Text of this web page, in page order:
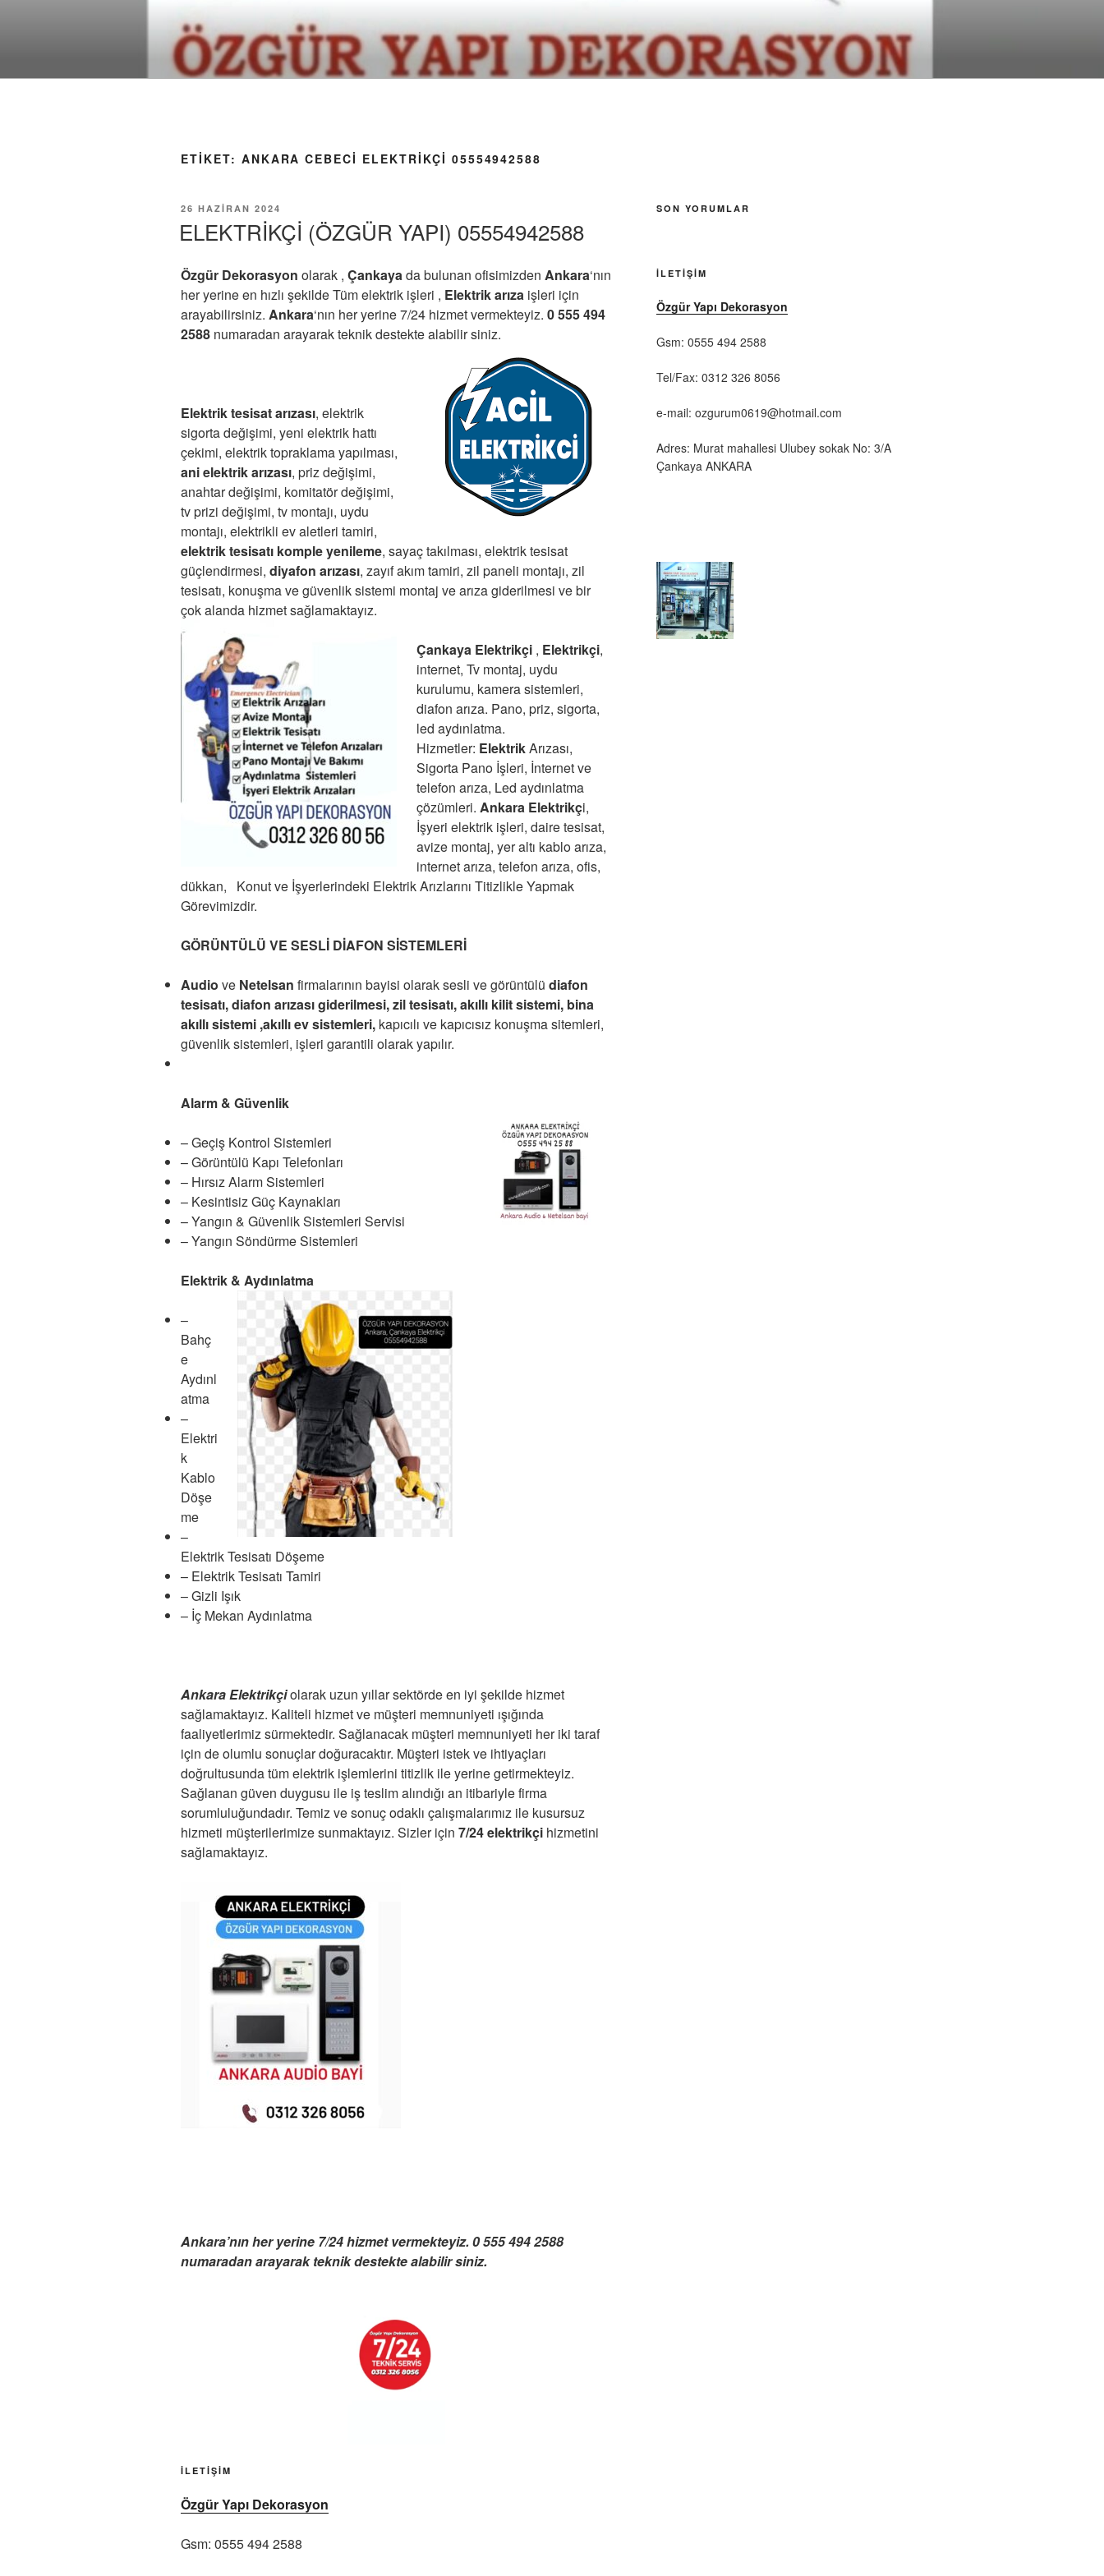
ETIKET: ANKARA CEBECI ELEKTRIKÇI 05554942588
YAYIM
26 HAZIRAN 2024
ELEKTRİKÇİ (ÖZGÜR YAPI) 05554942588
Özgür Dekorasyon olarak , Çankayada bulunan ofisimizden Ankara‘nın
her yerine en hızlı şekilde Tüm elektrik işleri , Elektrik arıza işleri için
arayabilirsiniz. Ankara‘nın her yerine 7/24 hizmet vermekteyiz. 0 555 494
2588 numaradan arayarak teknik destekte alabilir siniz.
Elektrik tesisat arızası, elektrik
sigorta değişimi, yeni elektrik hattı
çekimi, elektrik topraklama yapılması,
ani elektrik arızası, priz değişimi,
anahtar değişimi, komitatör değişimi,
tv prizi değişimi, tv montajı, uydu
montajı, elektrikli ev aletleri tamiri,
elektrik tesisatı komple yenileme, sayaç takılması, elektrik tesisat
güçlendirmesi, diyafon arızası, zayıf akım tamiri, zil paneli montajı, zil
tesisatı, konuşma ve güvenlik sistemi montaj ve arıza giderilmesi ve bir
çok alanda hizmet sağlamaktayız.
Çankaya Elektrikçi , Elektrikçi,
internet, Tv montaj, uydu
kurulumu, kamera sistemleri,
diafon arıza. Pano, priz, sigorta,
led aydınlatma.
Hizmetler: ElektrikArızası,
Sigorta Pano İşleri, İnternet ve
telefon arıza, Led aydınlatma
çözümleri. Ankara Elektrikçi,
İşyeri elektrik işleri, daire tesisat,
avize montaj, yer altı kablo arıza,
internet arıza, telefon arıza, ofis,
dükkan,
Konut ve İşyerlerindeki Elektrik Arızlarını Titizlikle Yapmak
Görevimizdir.
GÖRÜNTÜLÜ VE SESLİ DİAFON SİSTEMLERİ
Audio ve Netelsan firmalarının bayisi olarak sesli ve görüntülü diafon
tesisatı, diafon arızası giderilmesi, zil tesisatı, akıllı kilit sistemi, bina
akıllı sistemi ,akıllı ev sistemleri, kapıcılı ve kapıcısız konuşma sitemleri,
güvenlik sistemleri, işleri garantili olarak yapılır.
Alarm & Güvenlik
– Geçiş Kontrol Sistemleri
– Görüntülü Kapı Telefonları
– Hırsız Alarm Sistemleri
– Kesintisiz Güç Kaynakları
– Yangın & Güvenlik Sistemleri Servisi
– Yangın Söndürme Sistemleri
Elektrik & Aydınlatma
–
Bahç
e
Aydınl
atma
–
Elektri
k
Kablo
Döşe
me
–
Elektrik Tesisatı Döşeme
– Elektrik Tesisatı Tamiri
– Gizli Işık
– İç Mekan Aydınlatma
Ankara Elektrikçiolarak uzun yıllar sektörde en iyi şekilde hizmet
sağlamaktayız. Kaliteli hizmet ve müşteri memnuniyeti ışığında
faaliyetlerimiz sürmektedir. Sağlanacak müşteri memnuniyeti her iki taraf
için de olumlu sonuçlar doğuracaktır. Müşteri istek ve ihtiyaçları
doğrultusunda tüm elektrik işlemlerini titizlik ile yerine getirmekteyiz.
Sağlanan güven duygusu ile iş teslim alındığı an itibariyle firma
sorumluluğundadır. Temiz ve sonuç odaklı çalışmalarımız ile kusursuz
hizmeti müşterilerimize sunmaktayız. Sizler için 7/24 elektrikçi hizmetini
sağlamaktayız.
Ankara’nın her yerine 7/24 hizmet vermekteyiz. 0 555 494 2588
numaradan arayarak teknik destekte alabilir siniz.
İLETİŞİM
Özgür Yapı Dekorasyon
Gsm: 0555 494 2588
SON YORUMLAR
İLETIŞIM
Özgür Yapı Dekorasyon
Gsm: 0555 494 2588
Tel/Fax: 0312 326 8056
e-mail: ozgurum0619@hotmail.com
Adres: Murat mahallesi Ulubey sokak No: 3/A
Çankaya ANKARA